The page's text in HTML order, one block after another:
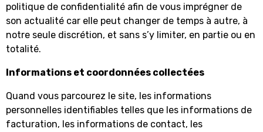
politique de confidentialité afin de vous imprégner de
son actualité car elle peut changer de temps à autre, à
notre seule discrétion, et sans s’y limiter, en partie ou en
totalité.
Informations et coordonnées collectées
Quand vous parcourez le site, les informations
personnelles identifiables telles que les informations de
facturation, les informations de contact, les